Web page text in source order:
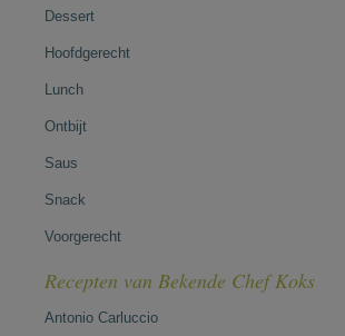
Dessert
Hoofdgerecht
Lunch
Ontbijt
Saus
Snack
Voorgerecht
Recepten van Bekende Chef Koks
Antonio Carluccio